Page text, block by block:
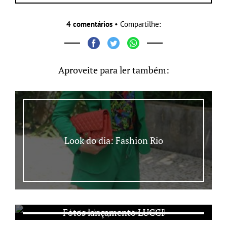
4 comentários • Compartilhe:
Aproveite para ler também:
Look do dia: Fashion Rio
Fotos lançamento LUCCI